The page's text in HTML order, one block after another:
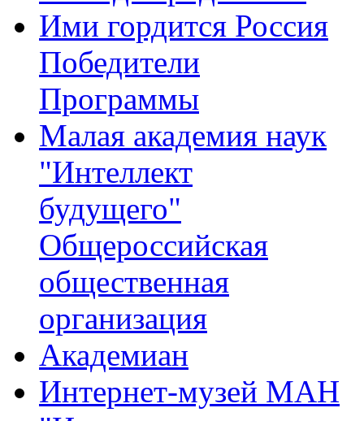
Ими гордится Россия
Победители
Программы
Малая академия наук
"Интеллект
будущего"
Общероссийская
общественная
организация
Академиан
Интернет-музей МАН